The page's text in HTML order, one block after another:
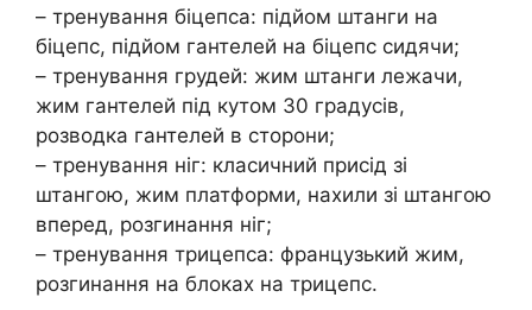
– тренування біцепса: підйом штанги на
біцепс, підйом гантелей на біцепс сидячи;
– тренування грудей: жим штанги лежачи,
жим гантелей під кутом 30 градусів,
розводка гантелей в сторони;
– тренування ніг: класичний присід зі
штангою, жим платформи, нахили зі штангою
вперед, розгинання ніг;
– тренування трицепса: французький жим,
розгинання на блоках на трицепс.